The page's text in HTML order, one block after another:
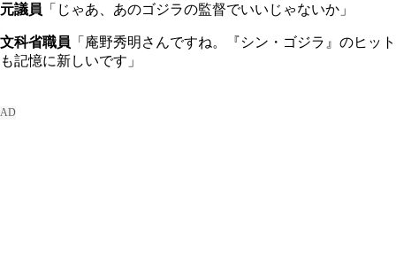
元議員 「じゃあ、あのゴジラの監督でいいじゃないか」
文科省職員 「庵野秀明さんですね。『シン・ゴジラ』のヒット
も記憶に新しいです」